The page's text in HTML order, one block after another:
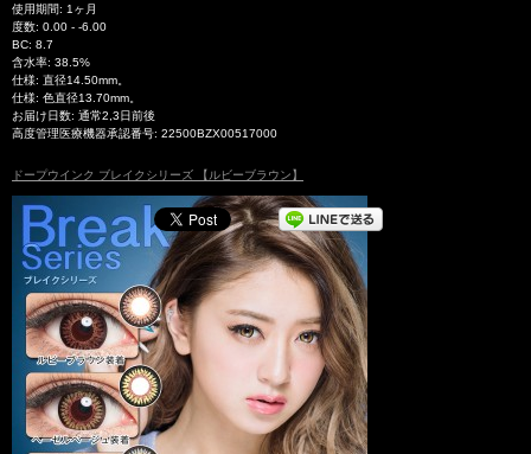
使用期間: 1ヶ月
度数: 0.00 - -6.00
BC: 8.7
含水率: 38.5%
仕様: 直径14.50mm。
仕様: 色直径13.70mm。
お届け日数: 通常2,3日前後
高度管理医療機器承認番号: 22500BZX00517000
ドープウインク ブレイクシリーズ 【ルビーブラウン】